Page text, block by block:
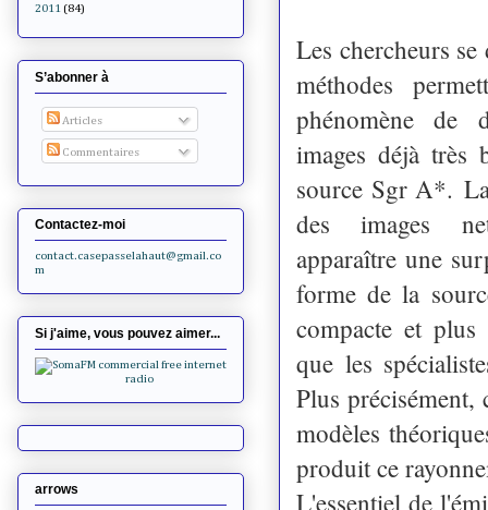
Les chercheurs se
méthodes
phénomène de
images déjà très
source Sgr A*.
des images
apparaître une
forme de la
compacte et
que les
Plus précisément,
modèles
produit ce
L'essentiel de
2011 (84)
S’abonner à
Articles
Commentaires
Contactez-moi
contact.casepasselahaut@gmail.co
m
Si j'aime, vous pouvez aimer...
arrows